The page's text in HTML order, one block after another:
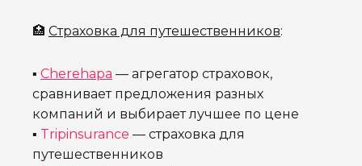
🏥 Страховка для путешественников:
▪ Cherehapa — агрегатор страховок,
сравнивает предложения разных
компаний и выбирает лучшее по цене
▪ Tripinsurance — страховка для
путешественников